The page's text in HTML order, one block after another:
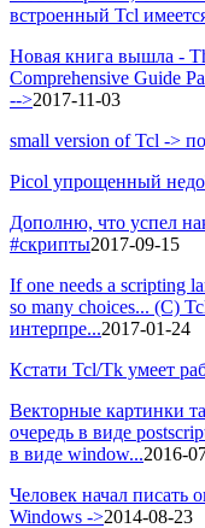
встроенный Tcl
Новая книга вышла -
Comprehensive Guide
-->2017-11-03
small version of Tcl ->
Picol упрощенный
Дополню, что успел
#скрипты2017-09-15
If one needs a scripting
so many choices... (C)
интерпре...2017-01-24
Кстати Tcl/Tk умеет
Векторные картинки
очередь в виде
в виде window...2016-
Человек начал писать
Windows ->2014-08-23